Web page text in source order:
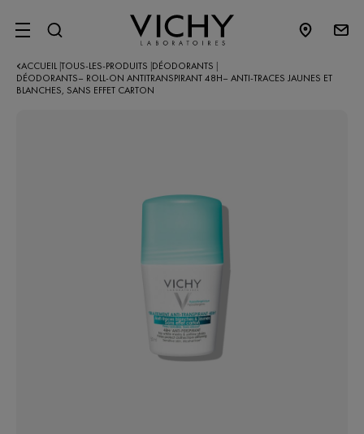
SITE MENU
ACCUEIL TOUS-LES-PRODUITS DÉODORANTS​
DÉODORANTS– ROLL-ON ANTITRANSPIRANT 48H– ANTI-TRACES JAUNES ET
BLANCHES, SANS EFFET CARTON